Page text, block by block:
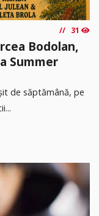
31
Bodolan,
Summer
de săptămână, pe